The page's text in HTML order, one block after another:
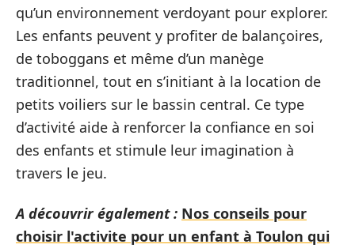
qu’un environnement verdoyant pour explorer.
Les enfants peuvent y profiter de balançoires,
de toboggans et même d’un manège
traditionnel, tout en s’initiant à la location de
petits voiliers sur le bassin central. Ce type
d’activité aide à renforcer la confiance en soi
des enfants et stimule leur imagination à
travers le jeu.
A découvrir également : Nos conseils pour
choisir l'activite pour un enfant à Toulon qui